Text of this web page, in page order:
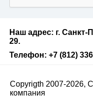
Наш адрес: г. Санкт-
29.
Телефон: +7 (812)
Copyrigth 2007-2026,
компания